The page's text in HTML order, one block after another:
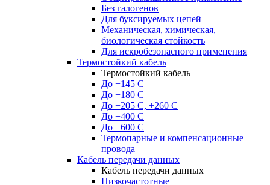
Без галогенов
Для буксируемых цепей
Механическая, химическая,
биологическая стойкость
Для искробезопасного применения
Термостойкий кабель
Термостойкий кабель
До +145 С
До +180 C
До +205 С, +260 С
До +400 C
До +600 С
Термопарные и компенсационные
провода
Кабель передачи данных
Кабель передачи данных
Низкочастотные